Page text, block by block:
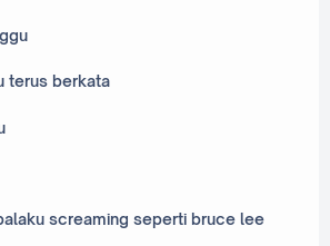
terus berkata
screaming seperti bruce lee